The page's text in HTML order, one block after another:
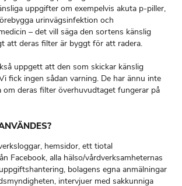
uppgifter om exempelvis akuta p-piller,
urinvägsinfektion och
– det vill säga den sortens känslig
att deras filter är byggt för att radera.
uppgett att den som skickar känslig
fick ingen sådan varning. De har ännu inte
om deras filter överhuvudtaget fungerar på
hemsidor, ett tiotal
Facebook, alla hälso/vårdverksamheternas
bolagens egna anmälningar
intervjuer med sakkunniga